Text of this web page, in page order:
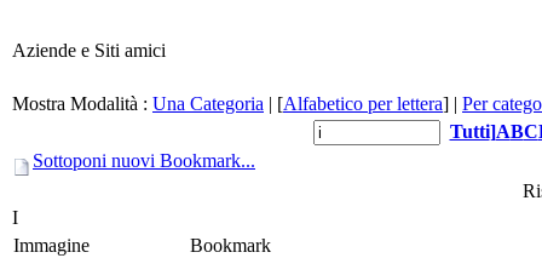
Aziende e Siti amici
Mostra Modalità : Una Categoria | [Alfabetico per lettera] | Per
Tutti]ABC
Sottoponi nuovi Bookmark...
I
Immagine
Bookmark